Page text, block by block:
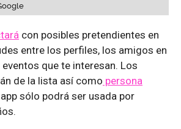
con posibles pretendientes en
entre los perfiles, los amigos en
que te interesan. Los
de la lista así como persona
sólo podrá ser usada por